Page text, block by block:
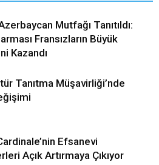
Mutfağı Tanıtıldı:
Fransızların Büyük
Kazandı
Tanıtma Müşavirliği’nde
Efsanevi
Açık Artırmaya Çıkıyor